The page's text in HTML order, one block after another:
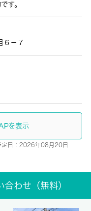
す。
６－７
を表示
日：2026年08月20日
合わせ（無料）